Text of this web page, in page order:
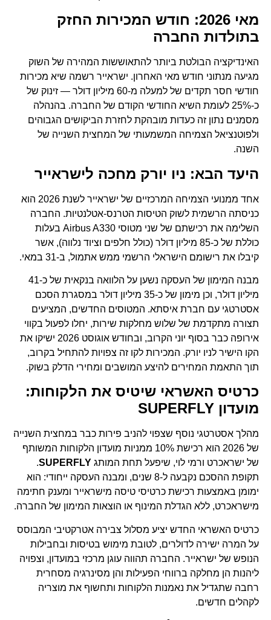
מאי 2026: חודש המכירות החזק
בתולדות החברה
האינדיקציה הבולטת ביותר להתאוששות המהירה של השוק
מגיעה מנתוני חודש מאי האחרון. ישראייר רשמה שיא מכירות
חודשי חסר תקדים של למעלה מ-60 מיליון דולר — זינוק של
כ-25% לעומת השיא החודשי הקודם של החברה. בהנהלה
מסמנים נתון זה כעדות מובהקת לחזרת הביקושים הגבוהים
ולפוטנציאל הצמיחה המשמעותי של המחצית השנייה של
השנה.
היעד הבא: ניו יורק מחכה לישראייר
אחד ממנועי הצמיחה המרכזיים של ישראייר לשנת 2026 הוא
כניסתה הרשמית לשוק הטיסות הטרנס-אטלנטיות. החברה
השלימה את רכישתם של שני מטוסי Airbus A330 בעלות
כוללת של כ-85 מיליון דולר (כולל חלפים וציוד נלווה), אשר
קיבלו את רישומם הישראלי הרשמי ממש אתמול, ב-31 במאי.
מבנה המימון של העסקה נשען על הלוואה בנקאית של כ-41
מיליון דולר, וכן מימון של כ-35 מיליון דולר במסגרת הסכם
אסטרטגי עם חברת איסתא. המטוסים החדשים, המציעים
תצורה מתקדמת של שלוש מחלקות שירות, יחלו לפעול בקווי
אירופה כבר בסוף יוני הקרוב, ובחודש אוגוסט 2026 ישיקו את
הקו הישיר לניו יורק. המכירות לקו זה צפויות להתחיל בקרוב,
תוך התאמת המחירים להיצע המושבים ומחירי הדלק בשוק.
כרטיס האשראי שיטיס את הלקוחות:
מועדון SUPERFLY
מהלך אסטרטגי נוסף שצפוי להניב פירות כבר במחצית השנייה
של 2026 הוא רכישת 10% ממניות מועדון הלקוחות המשותף
של ישראכרט ורמי לוי, שיפעל תחת המותג SUPERFLY
.
תקופת ההסכם נקבעה ל-8 שנים, ומבנה העסקה ייחודי: הוא
ימומן באמצעות רכישת כרטיסי טיסה מישראייר ומענק חתימה
מישראכרט, ללא הגדלת המינוף או הוצאות המימון של החברה.
כרטיס האשראי החדש יציע מסלול צבירה אטרקטיבי המבוסס
על המרה ישירה לדולרים, לטובת מימוש בטיסות ובחבילות
הנופש של ישראייר. החברה תהווה עוגן מרכזי במועדון, וצפויה
ליהנות הן מחלקה ברווחי הפעילות והן מסינרגיה מסחרית
רחבה שתגדיל את נאמנות הלקוחות ותחשוף את מוצריה
לקהלים חדשים.